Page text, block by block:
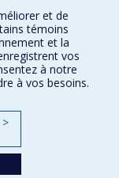
et de
témoins
et la
vos
à notre
à vos besoins.
>